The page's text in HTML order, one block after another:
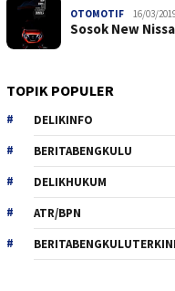
OTOMOTIF 16/03/
Sosok New
TOPIK POPULER
DELIKINFO
BERITABENGKULU
DELIKHUKUM
ATR/BPN
BERITABENGKULUTERKINI